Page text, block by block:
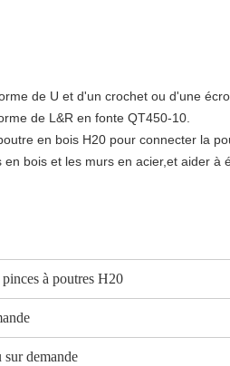
de U et d'un crochet ou d'une
de L&R en fonte QT450-10.
en bois H20 pour connecter la
bois et les murs en acier,et aider à
à poutres H20
sur demande